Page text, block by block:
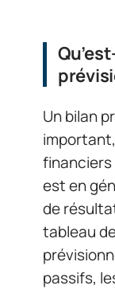
Un bilan
financiers
est en
de
tableau
passifs,